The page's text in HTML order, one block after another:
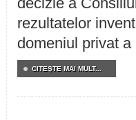
rezultatelor
domeniul privat a
CITEŞTE MAI MULT...